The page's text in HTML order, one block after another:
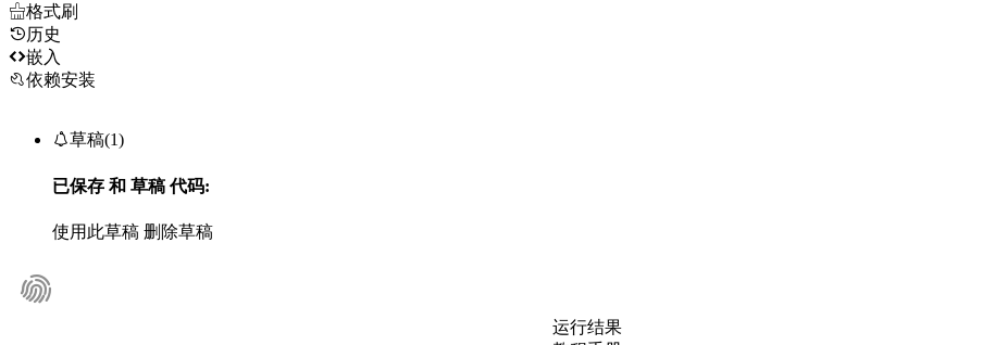
格式刷
历史
嵌入
依赖安装
草稿(1)
已保存 和 草稿代码:
使用此草稿 删除草稿
运行结果